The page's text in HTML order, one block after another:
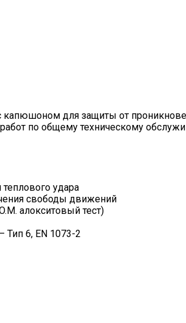
для защиты от
по общему техническому
удара
свободы движений
алокситовый тест)
Тип 6, EN 1073-2